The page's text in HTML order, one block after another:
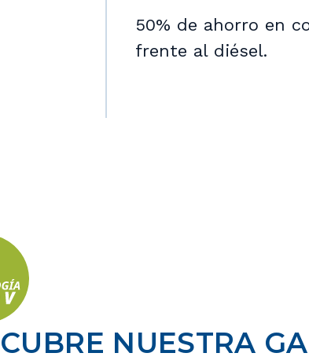
50% de ahorro en
frente al diésel.
NUESTRA